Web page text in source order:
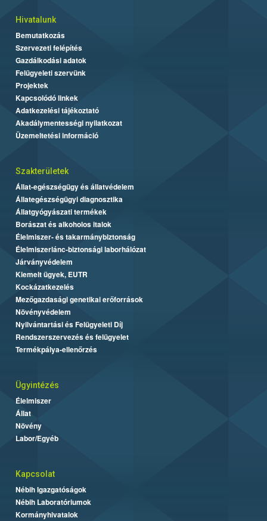
Hivatalunk
Bemutatkozás
Szervezeti felépítés
Gazdálkodási adatok
Felügyeleti szervünk
Projektek
Kapcsolódó linkek
Adatkezelési tájékoztató
Akadálymentességi nyilatkozat
Üzemeltetési információ
Szakterületek
Állat-egészségügy és állatvédelem
Állategészségügyi diagnosztika
Állatgyógyászati termékek
Borászat és alkoholos italok
Élelmiszer- és takarmánybiztonság
Élelmiszerlánc-biztonsági laborhálózat
Járványvédelem
Kiemelt ügyek, EUTR
Kockázatkezelés
Mezőgazdasági genetikai erőforrások
Növényvédelem
Nyilvántartási és Felügyeleti Díj
Rendszerszervezés és felügyelet
Termékpálya-ellenőrzés
Ügyintézés
Élelmiszer
Állat
Növény
Labor/Egyéb
Kapcsolat
Nébih Igazgatóságok
Nébih Laboratóriumok
Kormányhivatalok